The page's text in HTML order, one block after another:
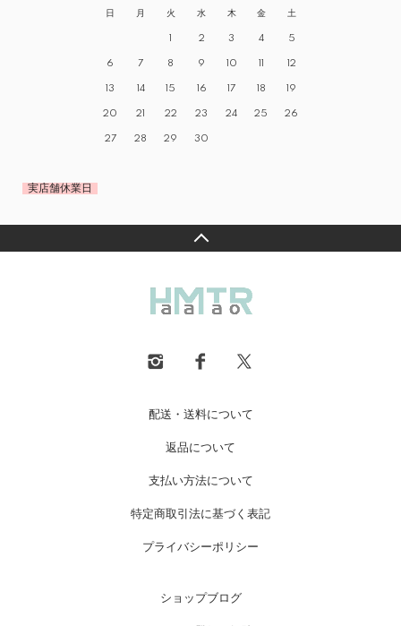
日 月 火 水 木 金 土
1 2 3 4 5
6 7 8 9 10 11 12
13 14 15 16 17 18 19
20 21 22 23 24 25 26
27 28 29 30
実店舗休業日
配送・送料について
返品について
支払い方法について
特定商取引法に基づく表記
プライバシーポリシー
ショップブログ